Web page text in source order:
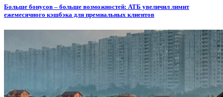
Больше бонусов – больше возможностей: АТБ увеличил лимит
ежемесячного кэшбэка для премиальных клиентов